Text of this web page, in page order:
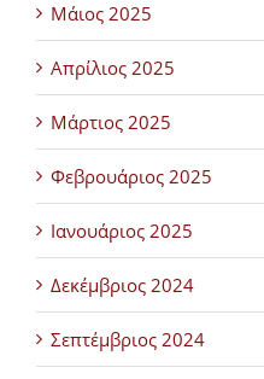
Μάιος 2025
Απρίλιος 2025
Μάρτιος 2025
Φεβρουάριος 2025
Ιανουάριος 2025
Δεκέμβριος 2024
Σεπτέμβριος 2024